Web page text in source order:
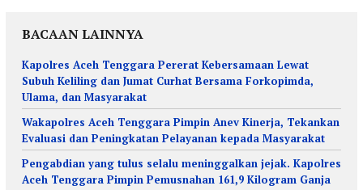
BACAAN LAINNYA
Kapolres Aceh Tenggara Pererat Kebersamaan Lewat
Subuh Keliling dan Jumat Curhat Bersama Forkopimda,
Ulama, dan Masyarakat
Wakapolres Aceh Tenggara Pimpin Anev Kinerja, Tekankan
Evaluasi dan Peningkatan Pelayanan kepada Masyarakat
Pengabdian yang tulus selalu meninggalkan jejak. Kapolres
Aceh Tenggara Pimpin Pemusnahan 161,9 Kilogram Ganja